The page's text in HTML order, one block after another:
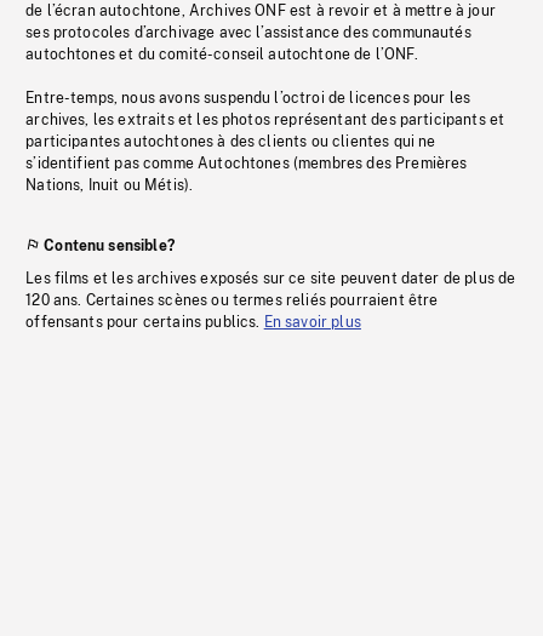
de l’écran autochtone, Archives ONF est à revoir et à mettre à jour
ses protocoles d’archivage avec l’assistance des communautés
autochtones et du comité-conseil autochtone de l’ONF.
Entre-temps, nous avons suspendu l’octroi de licences pour les
archives, les extraits et les photos représentant des participants et
participantes autochtones à des clients ou clientes qui ne
s’identifient pas comme Autochtones (membres des Premières
Nations, Inuit ou Métis).
Contenu sensible?
Les films et les archives exposés sur ce site peuvent dater de plus de
120 ans. Certaines scènes ou termes reliés pourraient être
offensants pour certains publics. En savoir plus